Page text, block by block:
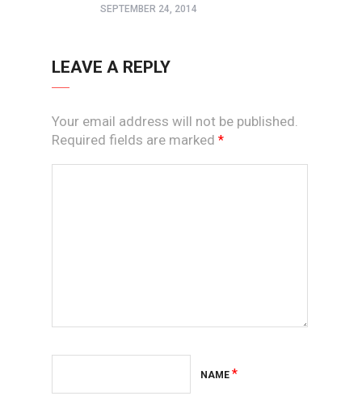
SEPTEMBER 24, 2014
LEAVE A REPLY
Your email address will not be published.
Required fields are marked *
NAME *